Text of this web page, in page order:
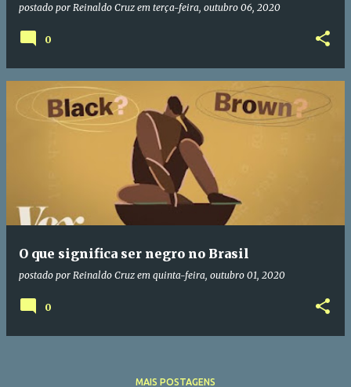
postado por Reinaldo Cruz em terça-feira, outubro 06, 2020
0
O que significa ser negro no Brasil
postado por Reinaldo Cruz em quinta-feira, outubro 01, 2020
0
MAIS POSTAGENS